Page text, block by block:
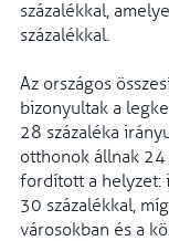
százalékkal,
százalékkal.
Az országos
bizonyultak a
28 százaléka
otthonok állnak 24
fordított a helyzet:
30 százalékkal,
városokban és a